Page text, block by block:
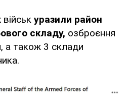
уразили район
складу, озброєння
а також 3 склади